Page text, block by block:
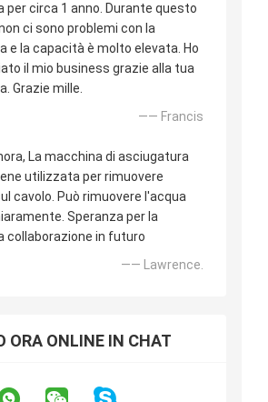
per circa 1 anno. Durante questo
ci sono problemi con la
e la capacità è molto elevata. Ho
il mio business grazie alla tua
Grazie mille.
—— Francis
La macchina di asciugatura
utilizzata per rimuovere
cavolo. Può rimuovere l'acqua
Speranza per la
collaborazione in futuro
—— Lawrence.
ORA ONLINE IN CHAT